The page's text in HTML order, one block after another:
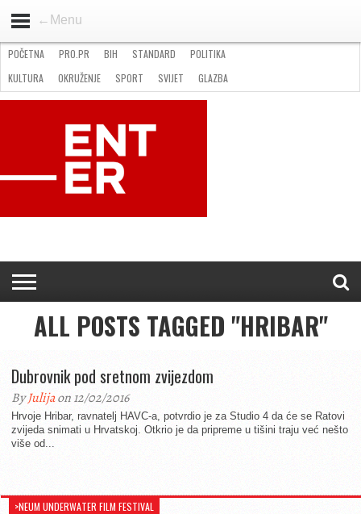
←Menu
STANDARD
GOSPODARSTVO
OKRUŽENJE
POČETNA PRO.PR BIH STANDARD
POLITIKA
KULTURA
OKRUŽENJE SPORT SVIJET
GLAZBA
NATJEČAJI
FILMING LOCATION IN BH KONTAKT
ALL POSTS TAGGED "HRIBAR"
Dubrovnik pod sretnom zvijezdom
ByJulijaon 12/02/2016
Hrvoje Hribar, ravnatelj HAVC-a, potvrdio je za Studio 4 da će se Ratovi
zvijeda snimati u Hrvatskoj. Otkrio je da pripreme u tišini traju već nešto
više od...
>NEUM UNDERWATER FILM FESTIVAL